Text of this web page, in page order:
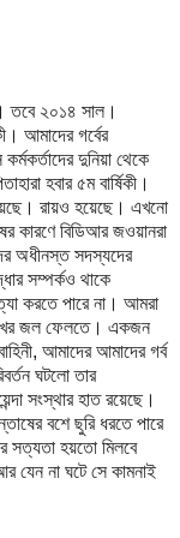
তবে ২০১৪ সাল।
আমাদের গর্বের
দুনিয়া থেকে
হবার ৫ম বার্ষিকী।
রায়ও হয়েছে। এখনো
কারণে বিডিআর জওয়ানরা
অধীনস্ত সদস্যদের
সম্পর্কও থাকে
করতে পারে না। আমরা
জল ফেলতে। একজন
আমাদের আমাদের গর্ব
ঘটলো তার
সংস্থার হাত রয়েছে।
বশে ছুরি ধরতে পারে
সত্যতা হয়তো মিলবে
যেন না ঘটে সে কামনাই